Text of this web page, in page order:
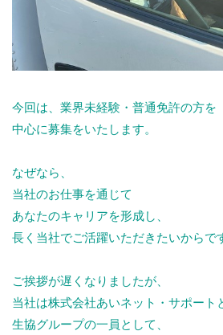
今回は、業界未経験・普通免許の方を
中心に募集をいたします。
なぜなら、
当社のお仕事を通じて
あなたのキャリアを形成し、
長く当社でご活躍いただきたいからで
ご挨拶が遅くなりましたが、
当社は株式会社あいネット・サポート
生協グループの一員として、